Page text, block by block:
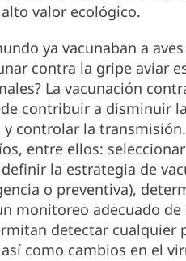
valor ecológico.
ya vacunaban a
contra la gripe aviar
La vacunación
contribuir a disminuir
controlar la
entre ellos:
la estrategia de
o preventiva),
monitoreo adecuado
detectar cualquier
como cambios en el